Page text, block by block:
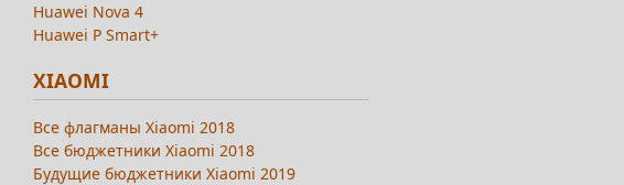
Huawei Nova 4
Huawei P Smart+
XIAOMI
Все флагманы Xiaomi 2018
Все бюджетники Xiaomi 2018
Будущие бюджетники Xiaomi 2019